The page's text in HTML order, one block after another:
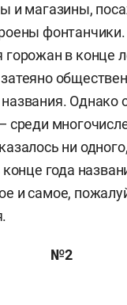
и магазины,
в конце
Однако
среди
ни
года
и самое,
№2